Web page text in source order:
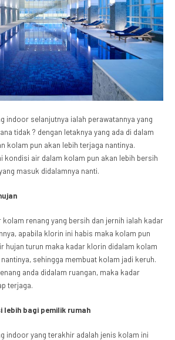
indoor selanjutnya ialah perawatannya yang
tidak ? dengan letaknya yang ada di dalam
kolam pun akan lebih terjaga nantinya.
kondisi air dalam kolam pun akan lebih bersih
masuk didalamnya nanti.
kolam renang yang bersih dan jernih ialah kadar
apabila klorin ini habis maka kolam pun
hujan turun maka kadar klorin didalam kolam
sehingga membuat kolam jadi keruh.
anda didalam ruangan, maka kadar
terjaga.
lebih bagi pemilik rumah
indoor yang terakhir adalah jenis kolam ini